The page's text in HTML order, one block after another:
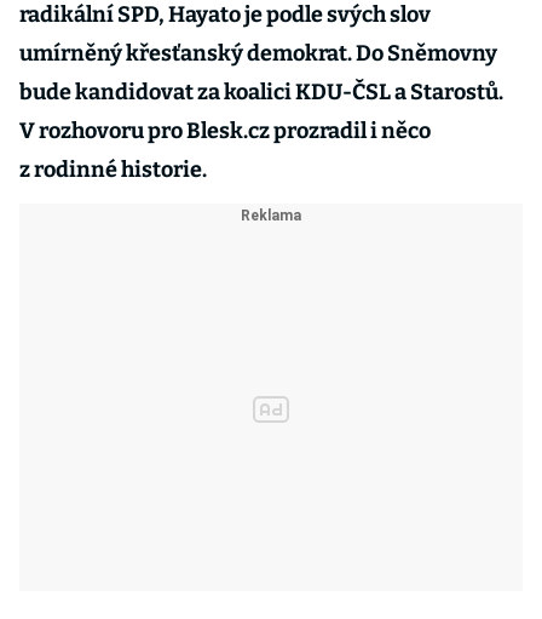
radikální SPD, Hayato je podle svých slov
umírněný křesťanský demokrat. Do Sněmovny
bude kandidovat za koalici KDU-ČSL a Starostů.
V rozhovoru pro Blesk.cz prozradil i něco
z rodinné historie.